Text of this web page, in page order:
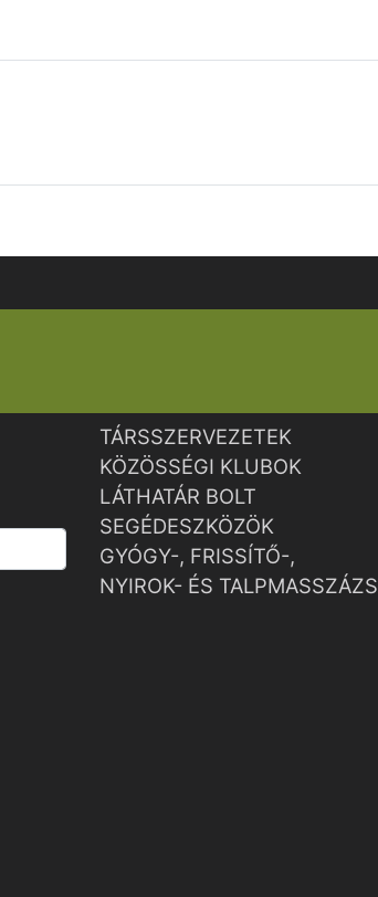
TÁRSSZERVEZETEK
KÖZÖSSÉGI KLUBOK
LÁTHATÁR BOLT
SEGÉDESZKÖZÖK
GYÓGY-, FRISSÍTŐ-,
NYIROK- ÉS TALPMASSZÁZS